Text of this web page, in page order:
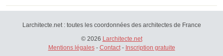
Larchitecte.net : toutes les coordonnées des architectes de France
© 2026 Larchitecte.net
Mentions légales- Contact- Inscription gratuite